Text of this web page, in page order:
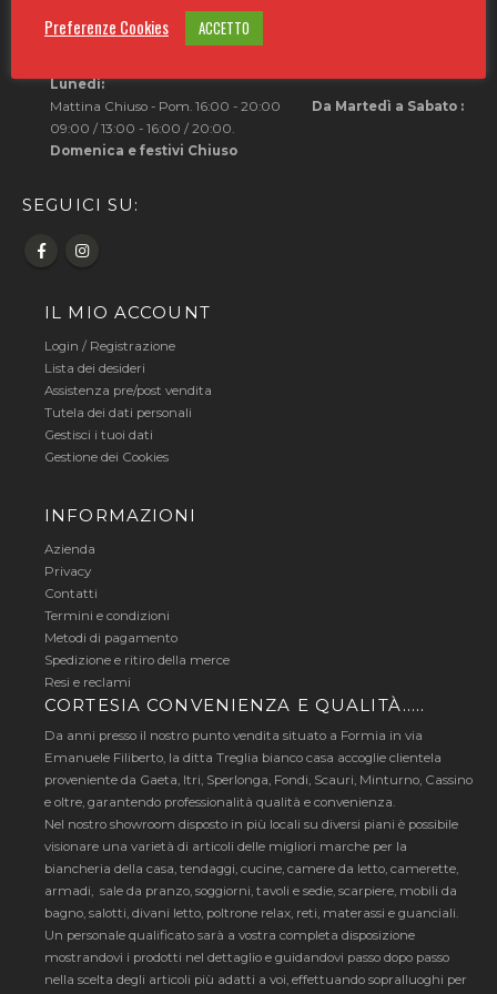
Orari di apertura:
Lunedì:
Mattina Chiuso - Pom. 16:00 - 20:00
Da Martedì a Sabato :
09:00 / 13:00 - 16:00 / 20:00.
Domenica e festivi Chiuso
SEGUICI SU:
IL MIO ACCOUNT
Login / Registrazione
Lista dei desideri
Assistenza pre/post vendita
Tutela dei dati personali
Gestisci i tuoi dati
Gestione dei Cookies
INFORMAZIONI
Azienda
Privacy
Contatti
Termini e condizioni
Metodi di pagamento
Spedizione e ritiro della merce
Resi e reclami
CORTESIA CONVENIENZA E QUALITÀ…..
Da anni presso il nostro punto vendita situato a Formia in via
Emanuele Filiberto, la ditta Treglia bianco casa accoglie clientela
proveniente da Gaeta, Itri, Sperlonga, Fondi, Scauri, Minturno, Cassino
e oltre, garantendo professionalità qualità e convenienza.
Nel nostro showroom disposto in più locali su diversi piani è possibile
visionare una varietà di articoli delle migliori marche per la
biancheria della casa, tendaggi, cucine, camere da letto, camerette,
armadi, sale da pranzo, soggiorni, tavoli e sedie, scarpiere, mobili da
bagno, salotti, divani letto, poltrone relax, reti, materassi e guanciali.
Un personale qualificato sarà a vostra completa disposizione
mostrandovi i prodotti nel dettaglio e guidandovi passo dopo passo
nella scelta degli articoli più adatti a voi, effettuando sopralluoghi per
Preferenze Cookies
ACCETTO